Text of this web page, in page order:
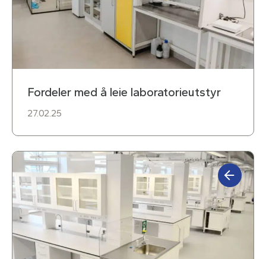
Fordeler med å leie laboratorieutstyr
27.02.25